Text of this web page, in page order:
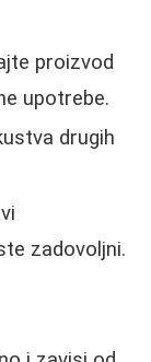
proizvod
upotrebe.
drugih
zadovoljni.